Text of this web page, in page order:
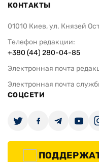
КОНТАКТЫ
01010 Киев, ул. Князей
Телефон редакции:
+380 (44) 280-04-85
Электронная почта
Электронная почта
СОЦСЕТИ